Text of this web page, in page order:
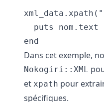
puts nom.text
Dans cet exemple,
Nokogiri::XML
et xpath pour
spécifiques.